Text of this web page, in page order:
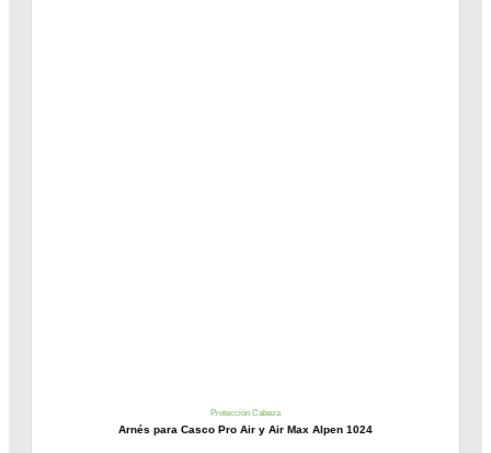
Protección Cabeza
Arnés para Casco Pro Air y Air Max Alpen 1024